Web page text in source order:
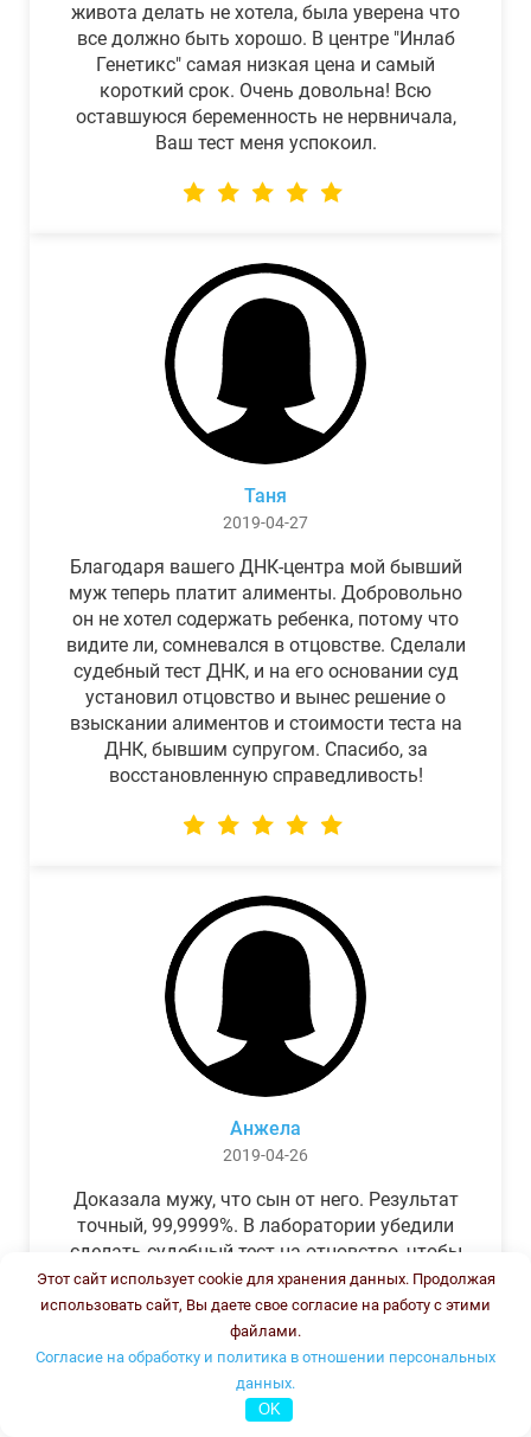
живота делать не хотела, была уверена что
все должно быть хорошо. В центре "Инлаб
Генетикс" самая низкая цена и самый
короткий срок. Очень довольна! Всю
оставшуюся беременность не нервничала,
Ваш тест меня успокоил.
Таня
2019-04-27
Благодаря вашего ДНК-центра мой бывший
муж теперь платит алименты. Добровольно
он не хотел содержать ребенка, потому что
видите ли, сомневался в отцовстве. Сделали
судебный тест ДНК, и на его основании суд
установил отцовство и вынес решение о
взыскании алиментов и стоимости теста на
ДНК, бывшим супругом. Спасибо, за
восстановленную справедливость!
Анжела
2019-04-26
Доказала мужу, что сын от него. Результат
точный, 99,9999%. В лаборатории убедили
сделать судебный тест на отцовство, чтобы
можно было предъявить в суде. Результат
был готов через неделю, как и
обещали.Теперь муж бегает и извиняется.
Этот сайт использует cookie для хранения данных. Продолжая
использовать сайт, Вы даете свое согласие на работу с этими
файлами.
Согласие на обработку и политика в отношении персональных
данных.
OK